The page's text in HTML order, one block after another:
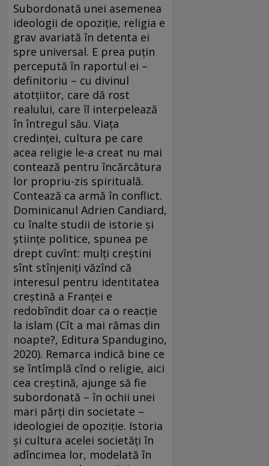
Subordonată unei asemenea
ideologii de opoziţie, religia e
grav avariată în detenta ei
spre universal. E prea puţin
percepută în raportul ei –
definitoriu – cu divinul
atotţiitor, care dă rost
realului, care îl interpelează
în întregul său. Viaţa
credinţei, cultura pe care
acea religie le-a creat nu mai
contează pentru încărcătura
lor propriu-zis spirituală.
Contează ca armă în conflict.
Dominicanul Adrien Candiard,
cu înalte studii de istorie şi
ştiinţe politice, spunea pe
drept cuvînt: mulţi creştini
sînt stînjeniţi văzînd că
interesul pentru identitatea
creştină a Franţei e
redobîndit doar ca o reacţie
la islam (Cît a mai rămas din
noapte?, Editura Spandugino,
2020). Remarca indică bine ce
se întîmplă cînd o religie, aici
cea creştină, ajunge să fie
subordonată – în ochii unei
mari părţi din societate –
ideologiei de opoziţie. Istoria
şi cultura acelei societăţi în
adîncimea lor, modelată în